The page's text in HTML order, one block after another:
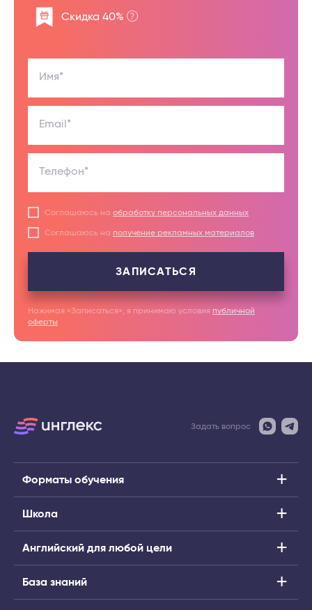
Скидка 40%
Имя*
Email*
Телефон*
Соглашаюсь на обработку персональных данных
Соглашаюсь на получение рекламных материалов
ЗАПИСАТЬСЯ
Нажимая «Записаться», я принимаю условия публичной
оферты
Задать вопрос
Форматы обучения
Школа
Английский для любой цели
База знаний